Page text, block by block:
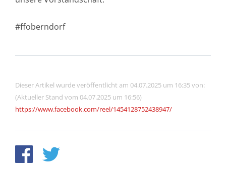
#ffoberndorf
Dieser Artikel wurde veröffentlicht am 04.07.2025 um 16:35 von:
(Aktueller Stand vom 04.07.2025 um 16:56)
https://www.facebook.com/reel/1454128752438947/